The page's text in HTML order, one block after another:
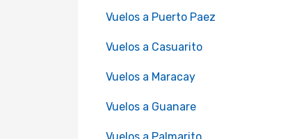
Vuelos a Puerto Paez
Vuelos a Casuarito
Vuelos a Maracay
Vuelos a Guanare